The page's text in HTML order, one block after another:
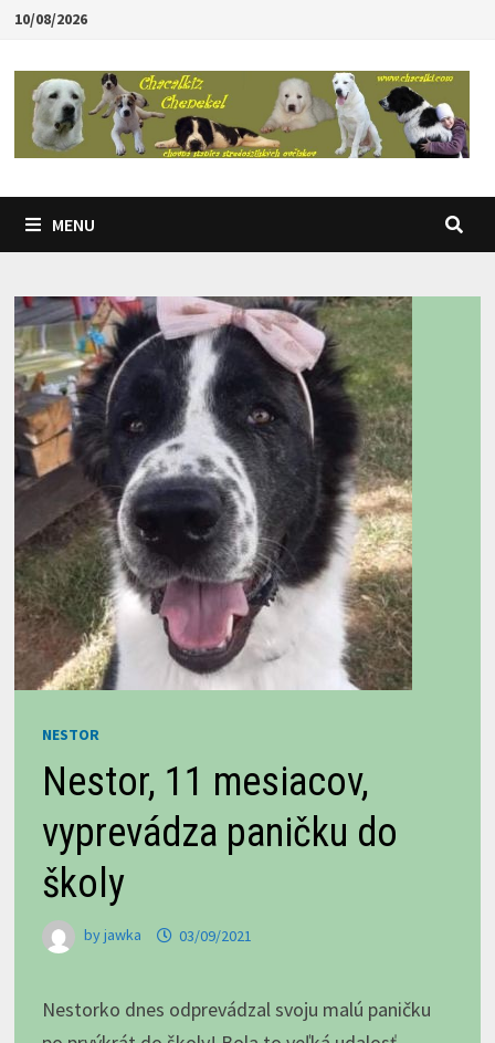
Skip
content
10/08/2026
MENU
NESTOR
Nestor, 11 mesiacov,
vyprevádza paničku do
školy
byjawka 03/09/2021
Nestorko dnes odprevádzal svoju malú paničku